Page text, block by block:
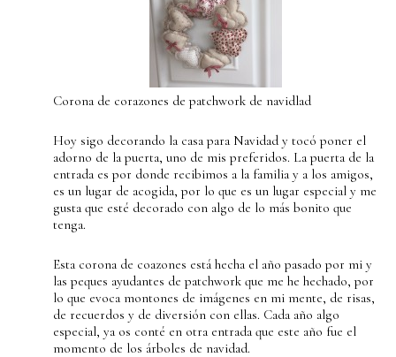
Corona de corazones de patchwork de navidlad
Hoy sigo decorando la casa para Navidad y tocó poner el
adorno de la puerta, uno de mis preferidos. La puerta de la
entrada es por donde recibimos a la familia y a los amigos,
es un lugar de acogida, por lo que es un lugar especial y me
gusta que esté decorado con algo de lo más bonito que
tenga.
Esta corona de coazones está hecha el año pasado por mi y
las peques ayudantes de patchwork que me he hechado, por
lo que evoca montones de imágenes en mi mente, de risas,
de recuerdos y de diversión con ellas. Cada año algo
especial, ya os conté en otra entrada que este año fue el
momento de los árboles de navidad.